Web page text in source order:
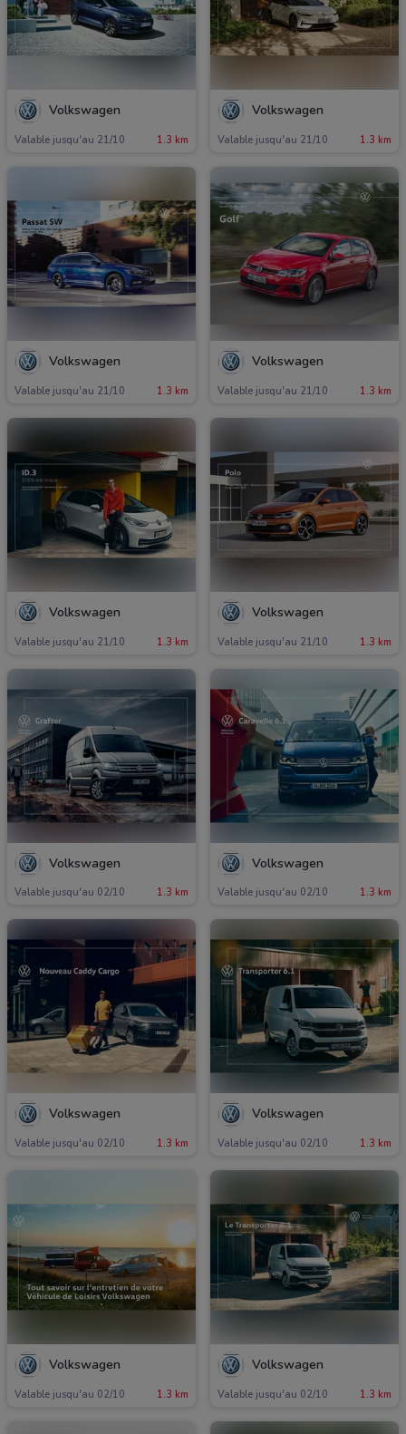
Volkswagen
Valable jusqu'au 21/10 1.3 km
Volkswagen
Valable jusqu'au 21/10 1.3 km
Volkswagen
Valable jusqu'au 21/10 1.3 km
Volkswagen
Valable jusqu'au 21/10 1.3 km
Volkswagen
Valable jusqu'au 21/10 1.3 km
Volkswagen
Valable jusqu'au 21/10 1.3 km
Volkswagen
Valable jusqu'au 02/10 1.3 km
Volkswagen
Valable jusqu'au 02/10 1.3 km
Volkswagen
Valable jusqu'au 02/10 1.3 km
Volkswagen
Valable jusqu'au 02/10 1.3 km
Volkswagen
Valable jusqu'au 02/10 1.3 km
Volkswagen
Valable jusqu'au 02/10 1.3 km